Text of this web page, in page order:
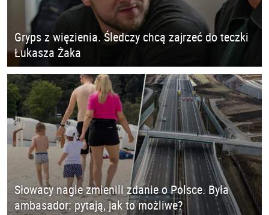
Gryps z więzienia. Śledczy chcą zajrzeć do teczki
Łukasza Żaka
Słowacy nagle zmienili zdanie o Polsce. Była
ambasador: pytają, jak to możliwe?